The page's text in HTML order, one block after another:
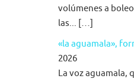
volúmenes a
las... […]
«la aguamala»,
2026
La voz aguamala,